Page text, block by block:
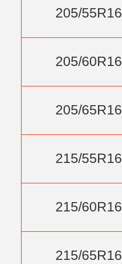
205/55R16
205/60R16
205/65R16
215/55R16
215/60R16
215/65R16